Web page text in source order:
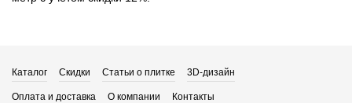
Каталог Скидки Статьи о плитке 3D-дизайн
Оплата и доставка О компании Контакты